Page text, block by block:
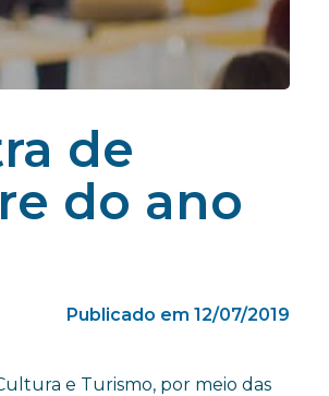
de
do ano
Publicado em 12/07/2019
e Turismo, por meio das